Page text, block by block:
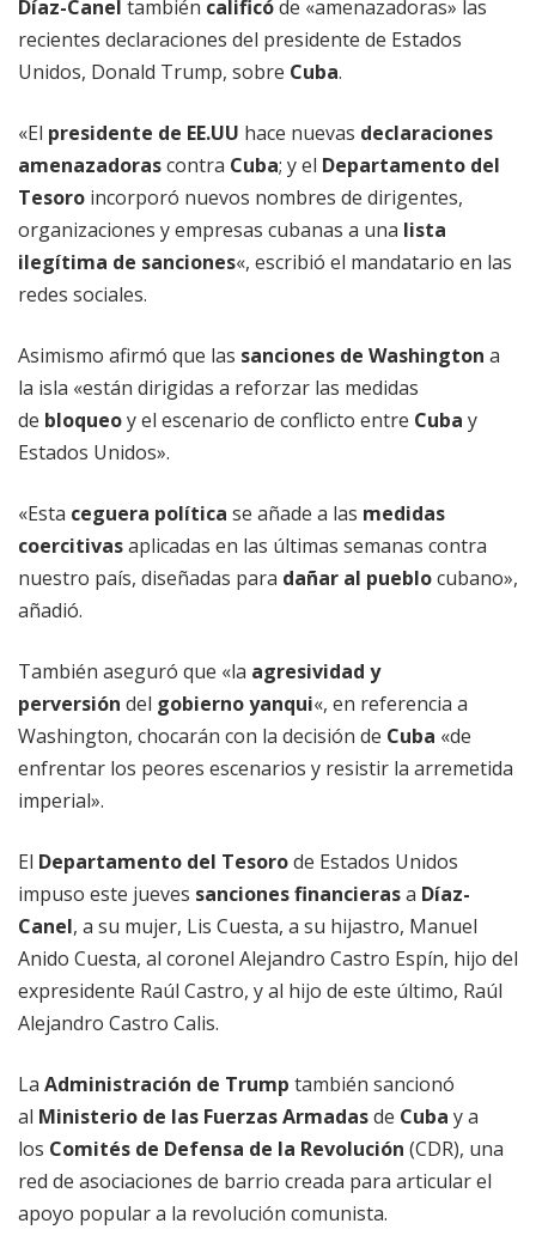
Díaz-Canel también calificóde «amenazadoras» las
recientes declaraciones del presidente de Estados
Unidos, Donald Trump, sobre Cuba.
«El presidente de EE.UU hace nuevas declaraciones
amenazadorascontra Cuba; y el Departamento del
Tesoro incorporó nuevos nombres de dirigentes,
organizaciones y empresas cubanas a una lista
ilegítima de sanciones«, escribió el mandatario en las
redes sociales.
Asimismo afirmó que las sanciones de Washington a
la isla «están dirigidas a reforzar las medidas
de bloqueoy el escenario de conflicto entre Cuba y
Estados Unidos».
«Esta ceguera política se añade a las medidas
coercitivasaplicadas en las últimas semanas contra
nuestro país, diseñadas para dañar al pueblocubano»,
añadió.
También aseguró que «la agresividad y
perversión del gobierno yanqui«, en referencia a
Washington, chocarán con la decisión de Cuba «de
enfrentar los peores escenarios y resistir la arremetida
imperial».
El Departamento del Tesorode Estados Unidos
impuso este jueves sanciones financierasa Díaz-
Canel, a su mujer, Lis Cuesta, a su hijastro, Manuel
Anido Cuesta, al coronel Alejandro Castro Espín, hijo del
expresidente Raúl Castro, y al hijo de este último, Raúl
Alejandro Castro Calis.
La Administración de Trump también sancionó
al Ministerio de las Fuerzas Armadasde Cuba y a
los Comités de Defensa de la Revolución (CDR), una
red de asociaciones de barrio creada para articular el
apoyo popular a la revolución comunista.